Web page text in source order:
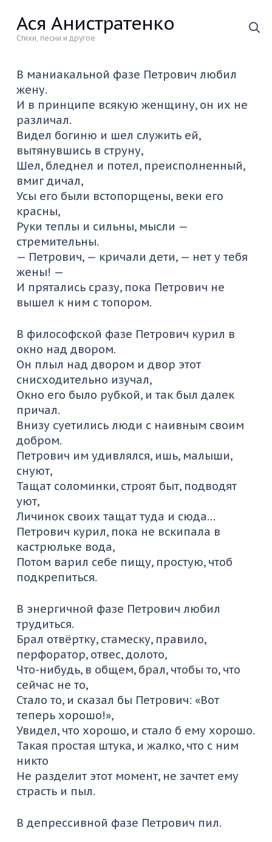
Ася Анистратенко
Стихи, песни и другое
В маниакальной фазе Петрович любил
жену.
И в принципе всякую женщину, он их не
различал.
Видел богиню и шел служить ей,
вытянувшись в струну,
Шел, бледнел и потел, преисполненный,
вмиг дичал,
Усы его были встопорщены, веки его
красны,
Руки теплы и сильны, мысли —
стремительны.
— Петрович, — кричали дети, — нет у тебя
жены! —
И прятались сразу, пока Петрович не
вышел к ним с топором.
В философской фазе Петрович курил в
окно над двором.
Он плыл над двором и двор этот
снисходительно изучал,
Окно его было рубкой, и так был далек
причал.
Внизу суетились люди с наивным своим
добром.
Петрович им удивлялся, ишь, малыши,
снуют,
Тащат соломинки, строят быт, подводят
уют,
Личинок своих тащат туда и сюда…
Петрович курил, пока не вскипала в
кастрюльке вода,
Потом варил себе пищу, простую, чтоб
подкрепиться.
В энергичной фазе Петрович любил
трудиться.
Брал отвёртку, стамеску, правило,
перфоратор, отвес, долото,
Что-нибудь, в общем, брал, чтобы то, что
сейчас не то,
Стало то, и сказал бы Петрович: «Вот
теперь хорошо!»,
Увидел, что хорошо, и стало б ему хорошо.
Такая простая штука, и жалко, что с ним
никто
Не разделит этот момент, не зачтет ему
страсть и пыл.
В депрессивной фазе Петрович пил.